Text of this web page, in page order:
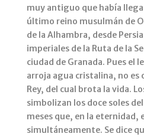
muy antiguo que había
último reino musulmán de
de la Alhambra, desde
imperiales de la Ruta de la
ciudad de Granada. Pues el
arroja agua cristalina, no es
Rey, del cual brota la vida.
simbolizan los doce soles
meses que, en la eternidad,
simultáneamente. Se dice